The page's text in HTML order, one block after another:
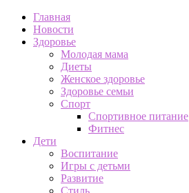
Главная
Новости
Здоровье
Молодая мама
Диеты
Женское здоровье
Здоровье семьи
Спорт
Спортивное питание
Фитнес
Дети
Воспитание
Игры с детьми
Развитие
Стиль